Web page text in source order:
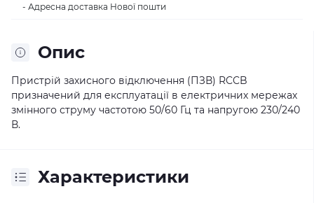
Опис
Пристрій захисного відключення (ПЗВ) RCCB
призначений для експлуатації в електричних мережах
змінного струму частотою 50/60 Гц та напругою 230/240
В.
Характеристики
- Адресна доставка Нової пошти